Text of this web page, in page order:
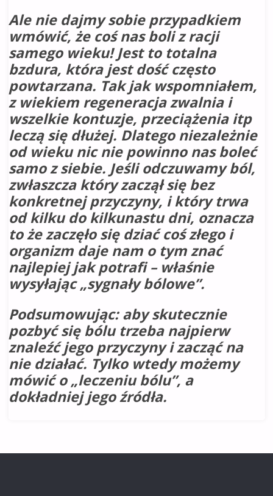
Ale nie dajmy sobie przypadkiem
wmówić, że coś nas boli z racji
samego wieku! Jest to totalna
bzdura, która jest dość często
powtarzana. Tak jak wspomniałem,
z wiekiem regeneracja zwalnia i
wszelkie kontuzje, przeciążenia itp
leczą się dłużej. Dlatego niezależnie
od wieku nic nie powinno nas boleć
samo z siebie. Jeśli odczuwamy ból,
zwłaszcza który zaczął się bez
konkretnej przyczyny, i który trwa
od kilku do kilkunastu dni, oznacza
to że zaczęło się dziać coś złego i
organizm daje nam o tym znać
najlepiej jak potrafi – właśnie
wysyłając „sygnały bólowe”.
Podsumowując: aby skutecznie
pozbyć się bólu trzeba najpierw
znaleźć jego przyczyny i zacząć na
nie działać. Tylko wtedy możemy
mówić o „leczeniu bólu”, a
dokładniej jego źródła.